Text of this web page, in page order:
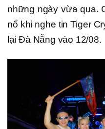
những ngày vừa qua.
nổ khi nghe tin Tiger
lại Đà Nẵng vào 12/08.